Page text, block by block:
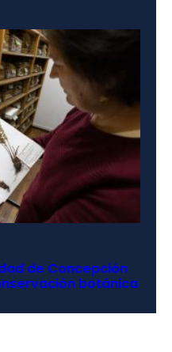
de Concepción
botánica